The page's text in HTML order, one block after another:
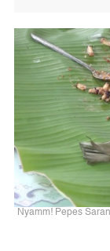
Nyamm! Pepes